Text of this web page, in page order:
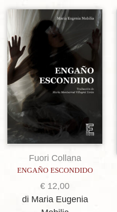
Aggiungi alla lista dei desideri
Fuori Collana
ENGAÑO ESCONDIDO
€ 12,00
di Maria Eugenia